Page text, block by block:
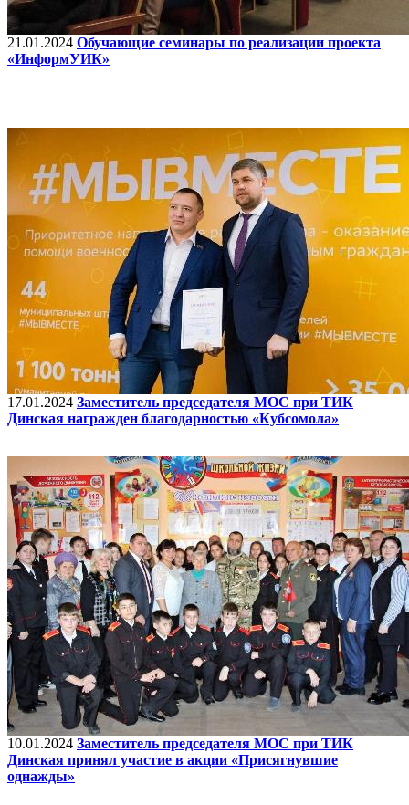
21.01.2024 Обучающие семинары по реализации проекта
«ИнформУИК»
17.01.2024 Заместитель председателя МОС при ТИК
Динская награжден благодарностью «Кубсомола»
10.01.2024 Заместитель председателя МОС при ТИК
Динская принял участие в акции «Присягнувшие
однажды»